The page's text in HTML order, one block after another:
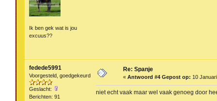
Ik ben gek wat is jou
excuus??
fedede5991
Voorgesteld, goedgekeurd
Geslacht:
Berichten: 91
Re: Spanje
« Antwoord #4 Gepost op: 10
niet echt vaak maar wel vaak genoeg door